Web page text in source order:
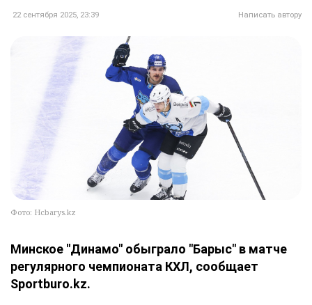
22 сентября 2025, 23:39 Написать автору
Фото: Hcbarys.kz
Минское "Динамо" обыграло "Барыс" в матче
регулярного чемпионата КХЛ, сообщает
Sportburo.kz.